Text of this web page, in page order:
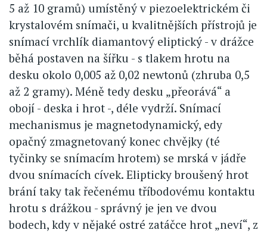
5 až 10 gramů) umístěný v piezoelektrickém či
krystalovém snímači, u kvalitnějších přístrojů je
snímací vrchlík diamantový eliptický - v drážce
běhá postaven na šířku - s tlakem hrotu na
desku okolo 0,005 až 0,02 newtonů (zhruba 0,5
až 2 gramy). Méně tedy desku „přeorává“ a
obojí - deska i hrot -, déle vydrží. Snímací
mechanismus je magnetodynamický, edy
opačný zmagnetovaný konec chvějky (té
tyčinky se snímacím hrotem) se mrská v jádře
dvou snímacích cívek. Elipticky broušený hrot
brání taky tak řečenému tříbodovému kontaktu
hrotu s drážkou - správný je jen ve dvou
bodech, kdy v nějaké ostré zatáčce hrot „neví“, z